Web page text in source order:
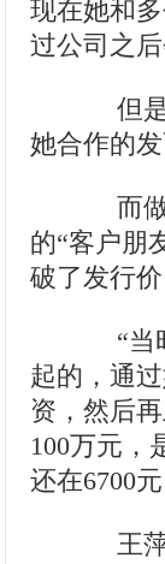
现在她和
过公司之
但是
她合作的
而做
的“客户朋
破了发行
“当时
起的，通
资，然后
100万元，
还在6700
王萍